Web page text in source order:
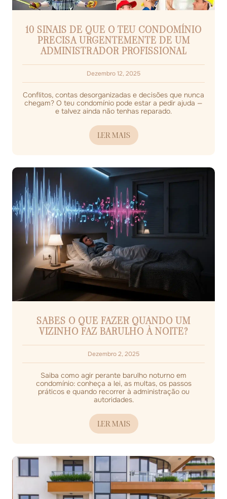
10 SINAIS DE QUE O TEU CONDOMÍNIO
PRECISA URGENTEMENTE DE UM
ADMINISTRADOR PROFISSIONAL
Dezembro 12, 2025
Conflitos, contas desorganizadas e decisões que nunca
chegam? O teu condomínio pode estar a pedir ajuda —
e talvez ainda não tenhas reparado.
LER MAIS
SABES O QUE FAZER QUANDO UM
VIZINHO FAZ BARULHO À NOITE?
Dezembro 2, 2025
Saiba como agir perante barulho noturno em
condomínio: conheça a lei, as multas, os passos
práticos e quando recorrer à administração ou
autoridades.
LER MAIS